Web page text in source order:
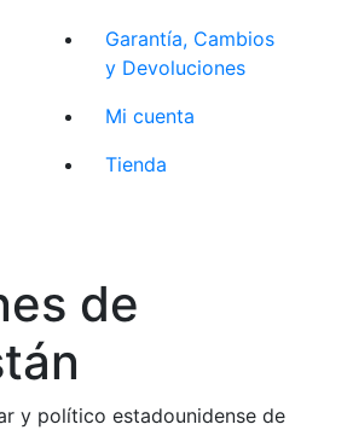
Garantía, Cambios
y Devoluciones
Mi cuenta
Tienda
de
y político estadounidense de